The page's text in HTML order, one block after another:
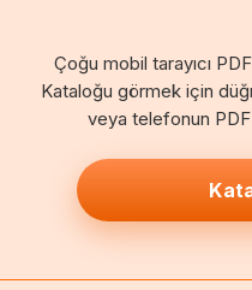
Çoğu mobil tarayıcı
Kataloğu görmek için
veya telefonun PDF